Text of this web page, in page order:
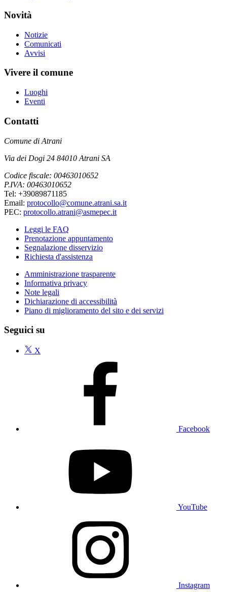
Novità
Notizie
Comunicati
Avvisi
Vivere il comune
Luoghi
Eventi
Contatti
Comune di Atrani
Via dei Dogi 24 84010 Atrani SA
Codice fiscale: 00463010652
P.IVA: 00463010652
Tel: +39089871185
Email: protocollo@comune.atrani.sa.it
PEC: protocollo.atrani@asmepec.it
Leggi le FAQ
Prenotazione appuntamento
Segnalazione disservizio
Richiesta d'assistenza
Amministrazione trasparente
Informativa privacy
Note legali
Dichiarazione di accessibilità
Piano di miglioramento del sito e dei servizi
Seguici su
X
Facebook
YouTube
Instagram